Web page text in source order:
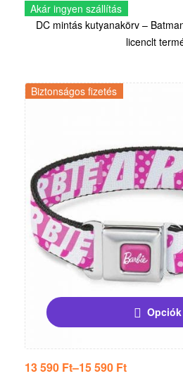
Akár ingyen szállítás
DC mintás kutyanakörv –
licenclt
Biztonságos fizetés
Opciók
13 590 Ft–15 590 Ft